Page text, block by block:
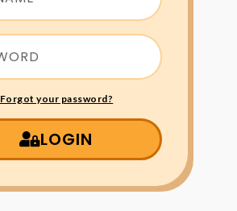
Forgot your password?
LOGIN